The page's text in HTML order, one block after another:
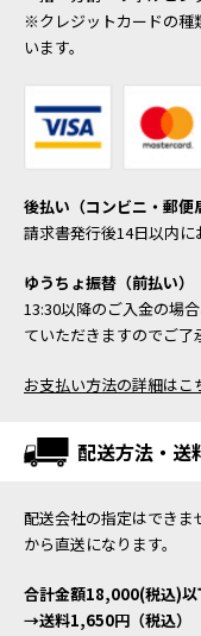
※クレジットカードの種
います。
後払い（コンビニ・郵便
請求書発行後14日以内に
ゆうちょ振替（前払い）
13:30以降のご入金の場
ていただきますのでご了
お支払い方法の詳細はこ
配送方法・送
配送会社の指定はでき
から直送になります。
合計金額18,000(税込)以
→送料1,650円（税込）